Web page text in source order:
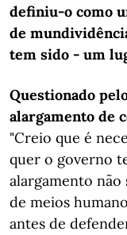
definiu-o como
de
tem sido - um
Questionado
alargamento de
"Creio que é
quer o governo
alargamento não
de meios
antes de